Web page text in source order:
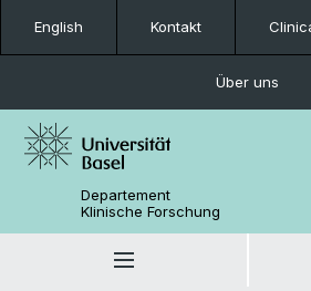
English Kontakt
Über uns
Departement
Klinische Forschung